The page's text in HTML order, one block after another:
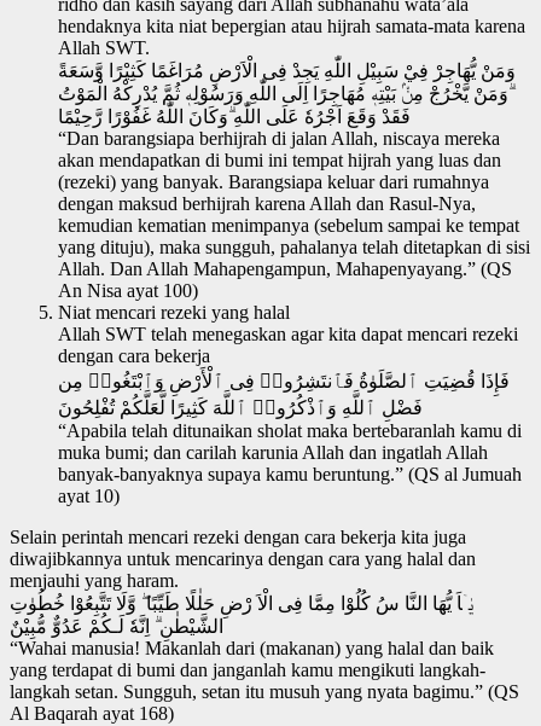
ridho dan kasih sayang dari Allah subhanahu wata’ala
hendaknya kita niat bepergian atau hijrah samata-mata karena
Allah SWT.
وَمَنْ يُّهَاجِرْ فِيْ سَبِيْلِ اللّٰهِ يَجِدْ فِى الْاَرْضِ مُرَاغَمًا كَثِيْرًا وَّسَعَةً
ۗوَمَنْ يَّخْرُجْ مِنْۢ بَيْتِهٖ مُهَاجِرًا اِلَى اللّٰهِ وَرَسُوْلِهٖ ثُمَّ يُدْرِكْهُ الْمَوْتُ
فَقَدْ وَقَعَ اَجْرُهٗ عَلَى اللّٰهِ ۗوَكَانَ اللّٰهُ غَفُوْرًا رَّحِيْمًا
“Dan barangsiapa berhijrah di jalan Allah, niscaya mereka
akan mendapatkan di bumi ini tempat hijrah yang luas dan
(rezeki) yang banyak. Barangsiapa keluar dari rumahnya
dengan maksud berhijrah karena Allah dan Rasul-Nya,
kemudian kematian menimpanya (sebelum sampai ke tempat
yang dituju), maka sungguh, pahalanya telah ditetapkan di sisi
Allah. Dan Allah Mahapengampun, Mahapenyayang.” (QS
An Nisa ayat 100)
Niat mencari rezeki yang halal
Allah SWT telah menegaskan agar kita dapat mencari rezeki
dengan cara bekerja
فَإِذَا قُضِيَتِ ٱلصَّلَوٰةُ فَٱنتَشِرُوا۟ فِى ٱلْأَرْضِ وَٱبْتَغُوا۟ مِن
فَضْلِ ٱللَّهِ وَٱذْكُرُوا۟ ٱللَّهَ كَثِيرًا لَّعَلَّكُمْ تُفْلِحُونَ
“Apabila telah ditunaikan sholat maka bertebaranlah kamu di
muka bumi; dan carilah karunia Allah dan ingatlah Allah
banyak-banyaknya supaya kamu beruntung.” (QS al Jumuah
ayat 10)
Selain perintah mencari rezeki dengan cara bekerja kita juga
diwajibkannya untuk mencarinya dengan cara yang halal dan
menjauhi yang haram.
يٰۤاَ يُّهَا النَّا سُ كُلُوْا مِمَّا فِى الْاَ رْضِ حَلٰلًا طَيِّبًا ۖ وَّلَا تَتَّبِعُوْا خُطُوٰتِ
الشَّيْطٰنِ ۗ اِنَّهٗ لَـكُمْ عَدُوٌّ مُّبِيْنٌ
“Wahai manusia! Makanlah dari (makanan) yang halal dan baik
yang terdapat di bumi dan janganlah kamu mengikuti langkah-
langkah setan. Sungguh, setan itu musuh yang nyata bagimu.” (QS
Al Baqarah ayat 168)